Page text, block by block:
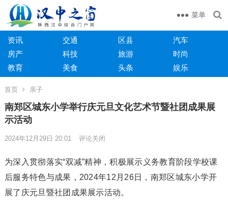
菜单
资讯 交通 区县
汽车
房产
科技 旅游
时尚
教育
美食 头条 娱乐
首页 亲子
南郑区城东小学举行庆元旦文化艺术节暨社团成果展
示活动
2024年12月29日 20:01 评论关闭
为深入贯彻落实“双减”精神，积极展示义务教育阶段学校课
后服务特色与成果，2024年12月26日，南郑区城东小学开
展了庆元旦暨社团成果展示活动。